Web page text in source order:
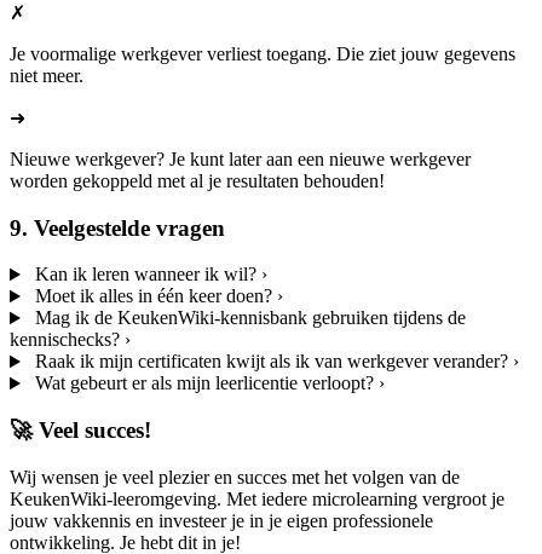
✗
Je voormalige werkgever verliest toegang. Die ziet jouw gegevens
niet meer.
➜
Nieuwe werkgever? Je kunt later aan een nieuwe werkgever
worden gekoppeld met al je resultaten behouden!
9. Veelgestelde vragen
Kan ik leren wanneer ik wil? ›
Moet ik alles in één keer doen? ›
Mag ik de KeukenWiki-kennisbank gebruiken tijdens de
kennischecks? ›
Raak ik mijn certificaten kwijt als ik van werkgever verander? ›
Wat gebeurt er als mijn leerlicentie verloopt? ›
🚀 Veel succes!
Wij wensen je veel plezier en succes met het volgen van de
KeukenWiki-leeromgeving. Met iedere microlearning vergroot je
jouw vakkennis en investeer je in je eigen professionele
ontwikkeling. Je hebt dit in je!